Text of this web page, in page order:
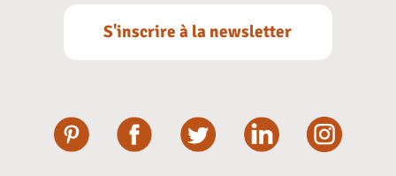
S'inscrire à la newsletter